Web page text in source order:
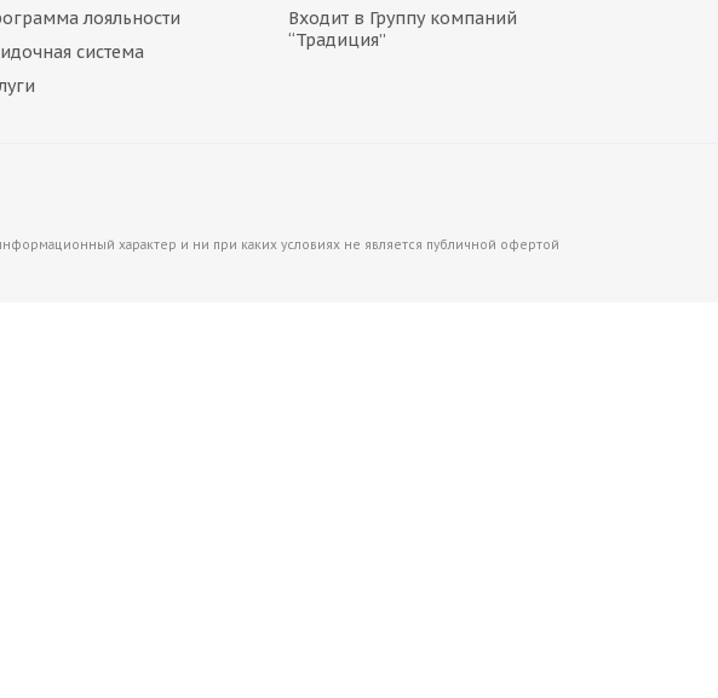
лояльности
система
Входит в Группу компаний
“Традиция”
характер и ни при каких условиях не является публичной офертой